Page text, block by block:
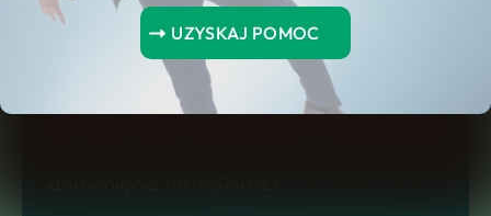
UZYSKAJ POMOC
nieruchomości to usługa, którą
prowadzimy w modelu nastawionym na
wynik: diagnoza sytuacji, dobór